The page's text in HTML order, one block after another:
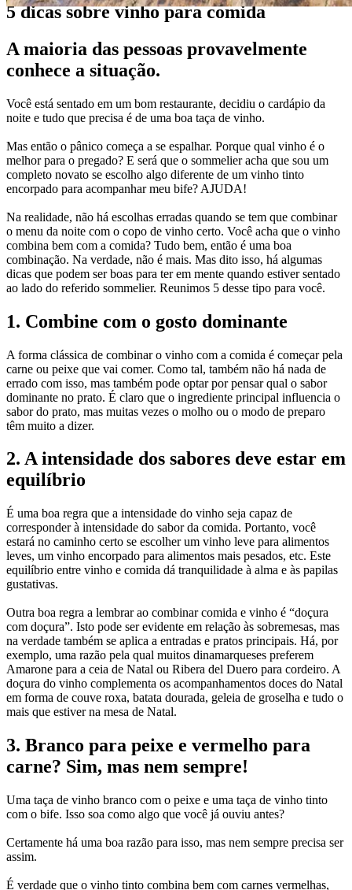
5 dicas sobre vinho para comida
A maioria das pessoas provavelmente
conhece a situação.
Você está sentado em um bom restaurante, decidiu o cardápio da
noite e tudo que precisa é de uma boa taça de vinho.
Mas então o pânico começa a se espalhar. Porque qual vinho é o
melhor para o pregado? E será que o sommelier acha que sou um
completo novato se escolho algo diferente de um vinho tinto
encorpado para acompanhar meu bife? AJUDA!
Na realidade, não há escolhas erradas quando se tem que combinar
o menu da noite com o copo de vinho certo. Você acha que o vinho
combina bem com a comida? Tudo bem, então é uma boa
combinação. Na verdade, não é mais. Mas dito isso, há algumas
dicas que podem ser boas para ter em mente quando estiver sentado
ao lado do referido sommelier. Reunimos 5 desse tipo para você.
1. Combine com o gosto dominante
A forma clássica de combinar o vinho com a comida é começar pela
carne ou peixe que vai comer. Como tal, também não há nada de
errado com isso, mas também pode optar por pensar qual o sabor
dominante no prato. É claro que o ingrediente principal influencia o
sabor do prato, mas muitas vezes o molho ou o modo de preparo
têm muito a dizer.
2. A intensidade dos sabores deve estar em
equilíbrio
É uma boa regra que a intensidade do vinho seja capaz de
corresponder à intensidade do sabor da comida. Portanto, você
estará no caminho certo se escolher um vinho leve para alimentos
leves, um vinho encorpado para alimentos mais pesados, etc. Este
equilíbrio entre vinho e comida dá tranquilidade à alma e às papilas
gustativas.
Outra boa regra a lembrar ao combinar comida e vinho é “doçura
com doçura”. Isto pode ser evidente em relação às sobremesas, mas
na verdade também se aplica a entradas e pratos principais. Há, por
exemplo, uma razão pela qual muitos dinamarqueses preferem
Amarone para a ceia de Natal ou Ribera del Duero para cordeiro. A
doçura do vinho complementa os acompanhamentos doces do Natal
em forma de couve roxa, batata dourada, geleia de groselha e tudo o
mais que estiver na mesa de Natal.
3. Branco para peixe e vermelho para
carne? Sim, mas nem sempre!
Uma taça de vinho branco com o peixe e uma taça de vinho tinto
com o bife. Isso soa como algo que você já ouviu antes?
Certamente há uma boa razão para isso, mas nem sempre precisa ser
assim.
É verdade que o vinho tinto combina bem com carnes vermelhas,